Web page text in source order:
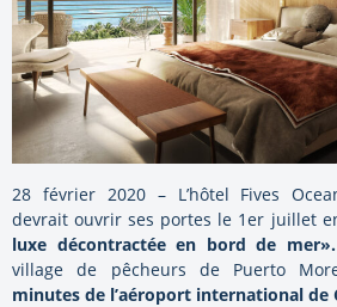
28 février 2020 – L’hôtel Fives
devrait ouvrir ses portes le 1er juillet
luxe décontractée en bord de mer».
village de pêcheurs de Puerto
minutes de l’aéroport international de